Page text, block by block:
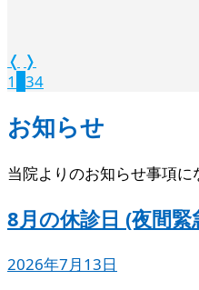
❬ ❭
1
34
お知らせ
当院よりのお知らせ事項に
8月の休診日 (夜間
2026年7月13日